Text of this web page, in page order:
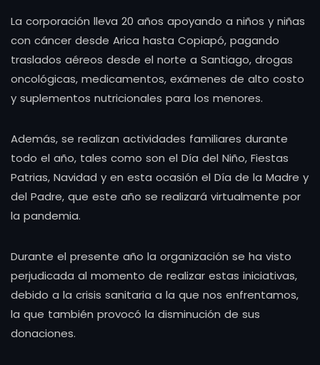
La corporación lleva 20 años apoyando a niños y niñas
con cáncer desde Arica hasta Copiapó, pagando
traslados aéreos desde el norte a Santiago, drogas
oncológicas, medicamentos, exámenes de alto costo
y suplementos nutricionales para los menores.
Además, se realizan actividades familiares durante
todo el año, tales como son el Día del Niño, Fiestas
Patrias, Navidad y en esta ocasión el Día de la Madre y
del Padre, que este año se realizará virtualmente por
la pandemia.
Durante el presente año la organización se ha visto
perjudicada al momento de realizar estas iniciativas,
debido a la crisis sanitaria a la que nos enfrentamos,
la que también provocó la disminución de sus
donaciones.